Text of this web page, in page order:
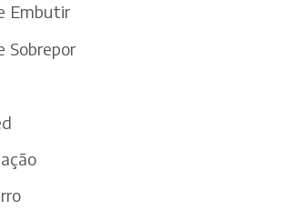
Embutir
Sobrepor